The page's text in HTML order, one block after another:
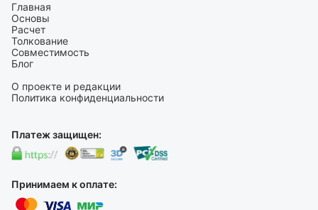
Главная
Основы
Расчет
Толкование
Совместимость
Блог
О проекте и редакции
Политика конфиденциальности
Платеж защищен:
Принимаем к оплате: